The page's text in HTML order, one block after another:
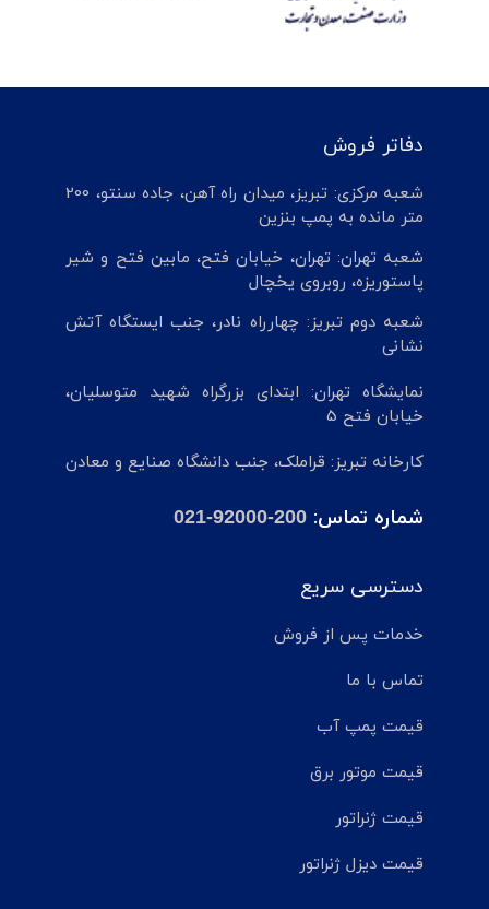
دفاتر فروش
شعبه مرکزی: تبریز، میدان راه آهن، جاده سنتو، 200
متر مانده به پمپ بنزین
شعبه تهران: تهران، خیابان فتح، مابین فتح و شیر
پاستوریزه، روبروی یخچال
شعبه دوم تبریز: چهارراه نادر، جنب ایستگاه آتش
نشانی
نمایشگاه تهران: ابتدای بزرگراه شهید متوسلیان،
خیابان فتح 5
کارخانه تبریز: قراملک، جنب دانشگاه صنایع و معادن
شماره تماس: 021-92000-200
دسترسی سریع
خدمات پس از فروش
تماس با ما
قیمت پمپ آب
قیمت موتور برق
قیمت ژنراتور
قیمت دیزل ژنراتور